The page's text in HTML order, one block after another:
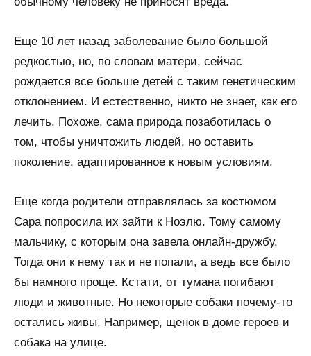
Еще 10 лет назад заболевание было большой
редкостью, но, по словам матери, сейчас
рождается все больше детей с таким генетическим
отклонением. И естественно, никто не знает, как его
лечить. Похоже, сама природа позаботилась о
том, чтобы уничтожить людей, но оставить
поколение, адаптированное к новым условиям.
Еще когда родители отправлялась за костюмом
Сара попросила их зайти к Ноэлю. Тому самому
мальчику, с которым она завела онлайн-дружбу.
Тогда они к нему так и не попали, а ведь все было
бы намного проще. Кстати, от тумана погибают
люди и животные. Но некоторые собаки почему-то
остались живы. Например, щенок в доме героев и
собака на улице.